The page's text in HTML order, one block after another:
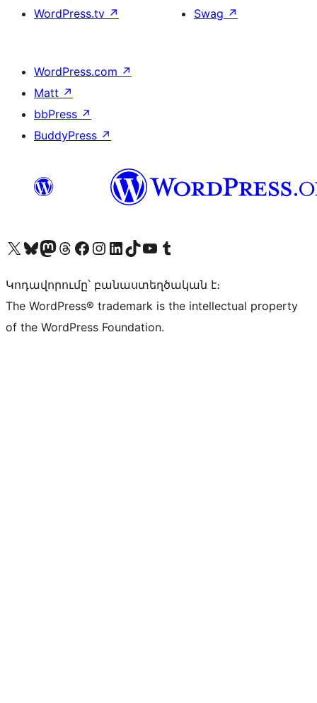
WordPress.tv ↗
Swag ↗
WordPress.com ↗
Matt ↗
bbPress ↗
BuddyPress ↗
Visit our X (formerly Twitter) account
Visit our Bluesky account
Visit our Mastodon account
Visit our Threads account
Visit our Facebook page
Visit our Instagram account
Visit our LinkedIn account
Visit our TikTok account
Visit our YouTube channel
Visit our Tumblr account
Կոդավորումը՝ բանաստեղծական է։
The WordPress® trademark is the intellectual property
of the WordPress Foundation.